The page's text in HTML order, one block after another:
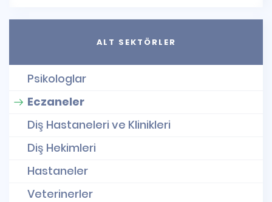
ALT SEKTÖRLER
Psikologlar
Eczaneler
Diş Hastaneleri ve Klinikleri
Diş Hekimleri
Hastaneler
Veterinerler